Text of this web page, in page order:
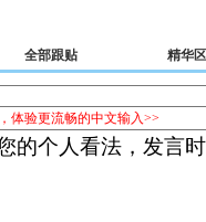
全部跟贴 精华区
体验更流畅的中文输入>>